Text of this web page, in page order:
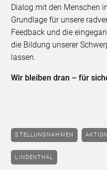
Dialog mit den Menschen
Grundlage für unsere
Feedback und die
die Bildung unserer
lassen.
Wir bleiben dran – für
STELLUNGNAHMEN
LINDENTHAL